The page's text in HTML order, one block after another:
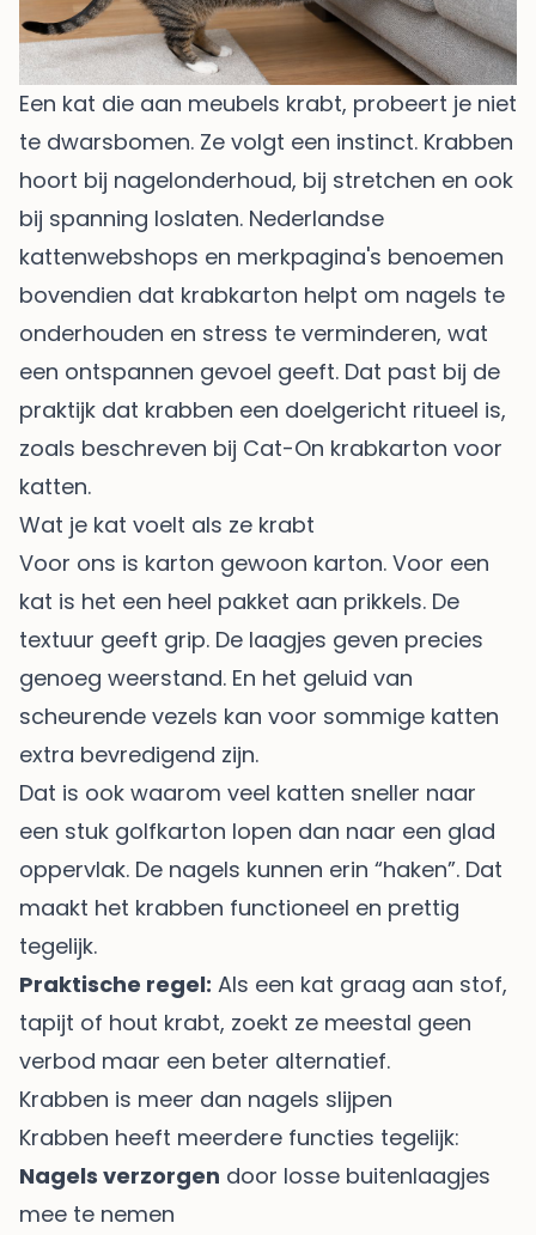
Een kat die aan meubels krabt, probeert je niet
te dwarsbomen. Ze volgt een instinct. Krabben
hoort bij nagelonderhoud, bij stretchen en ook
bij spanning loslaten. Nederlandse
kattenwebshops en merkpagina's benoemen
bovendien dat krabkarton helpt om nagels te
onderhouden en stress te verminderen, wat
een ontspannen gevoel geeft. Dat past bij de
praktijk dat krabben een doelgericht ritueel is,
zoals beschreven bij Cat-On krabkarton voor
katten.
Wat je kat voelt als ze krabt
Voor ons is karton gewoon karton. Voor een
kat is het een heel pakket aan prikkels. De
textuur geeft grip. De laagjes geven precies
genoeg weerstand. En het geluid van
scheurende vezels kan voor sommige katten
extra bevredigend zijn.
Dat is ook waarom veel katten sneller naar
een stuk golfkarton lopen dan naar een glad
oppervlak. De nagels kunnen erin “haken”. Dat
maakt het krabben functioneel en prettig
tegelijk.
Praktische regel: Als een kat graag aan stof,
tapijt of hout krabt, zoekt ze meestal geen
verbod maar een beter alternatief.
Krabben is meer dan nagels slijpen
Krabben heeft meerdere functies tegelijk:
Nagels verzorgen door losse buitenlaagjes
mee te nemen